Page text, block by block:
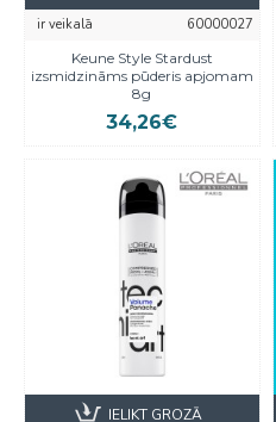
ir veikalā
60000027
Keune Style Stardust
izsmidzināms pūderis apjomam
8g
34,26€
IELIKT GROZĀ